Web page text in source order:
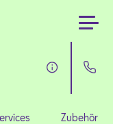
Zubehör